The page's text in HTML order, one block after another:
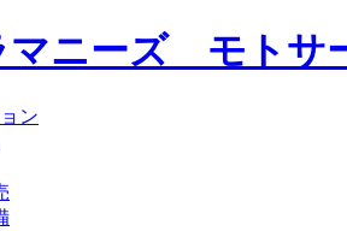
マニーズ モトサ
ン